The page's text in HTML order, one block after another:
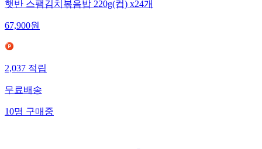
햇반 스팸김치볶음밥 220g(컵) x24개
67,900원
2,037적립
무료배송
10명구매중